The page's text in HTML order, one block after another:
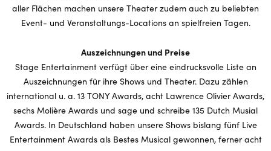
aller Flächen machen unsere Theater zudem auch zu beliebten
Event- und Veranstaltungs-Locations an spielfreien Tagen.
Auszeichnungen und Preise
Stage Entertainment verfügt über eine eindrucksvolle Liste an
Auszeichnungen für ihre Shows und Theater. Dazu zählen
international u. a. 13 TONY Awards, acht Lawrence Olivier Awards,
sechs Molière Awards und sage und schreibe 135 Dutch Musial
Awards. In Deutschland haben unsere Shows bislang fünf Live
Entertainment Awards als Bestes Musical gewonnen, ferner acht